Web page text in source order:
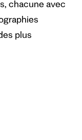
chacune avec
plus